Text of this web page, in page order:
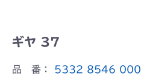
ギヤ 37
品 番：
5332 8546 000